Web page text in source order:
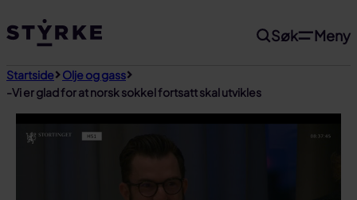
til
Søk Meny
Startside
Olje og gass
-Vi er glad for at norsk sokkel fortsatt skal utvikles